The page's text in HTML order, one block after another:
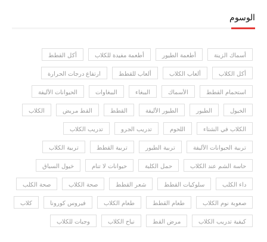
الوسوم
أسماك الزينة أطعمة الطيور أطعمة مفيدة للكلاب أكل القطط
أكل الكلاب ألعاب الكلاب ألعاب للقطط ارتفاع درجات الحرارة
استحمام القطط الأسماك الببغاء الببغاوات الحيوانات الأليفة
الخيول الطيور الطيور الأليفة القطط القط مريض الكلاب
الكلاب في الشتاء اللحوم تدريب الجرو تدريب الكلاب
تربية الحيوانات الأليفة تربية الطيور تربية القطط تربية الكلاب
حاسة الشم عند الكلاب حمل الكلبة حيوانات لا تنام خيول السباق
داء الكلب سلوكيات القطط شعر القطط صحة الكلاب صحة الكلب
صعوبة نوم الكلاب طعام القطط طعام الكلاب فيروس كورونا كلاب
كيفية تدريب الكلاب مرض القط نباح الكلاب وجبات للكلاب